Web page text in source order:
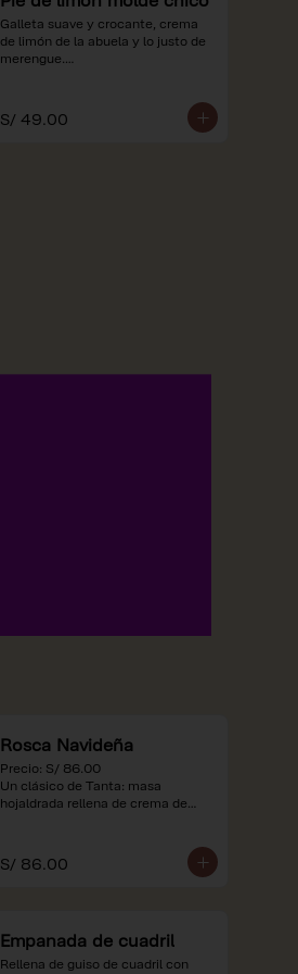
Galleta suave y crocante, crema
de limón de la abuela y lo justo de
merengue.
expresados en soles e incluyen
impuestos de ley y recargo al
S/ 49.00
Rosca Navideña
Precio: S/ 86.00
Un clásico de Tanta: masa
hojaldrada rellena de crema de
expresados en soles e incluyen
S/ 86.00
Empanada de cuadril
Rellena de guiso de cuadril con